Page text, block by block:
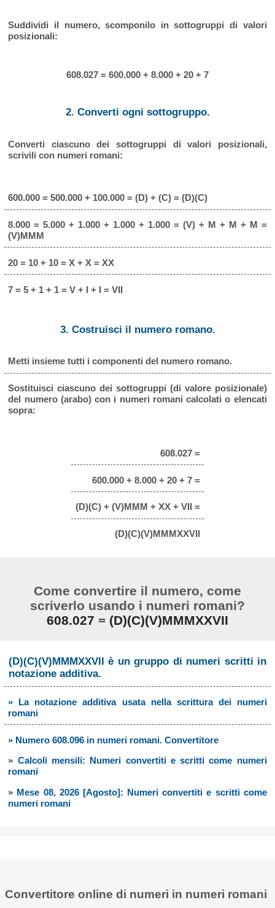
Suddividi il numero, scomponilo in sottogruppi di valori
posizionali:
608.027 = 600.000 + 8.000 + 20 + 7
2. Converti ogni sottogruppo.
Converti ciascuno dei sottogruppi di valori posizionali,
scrivili con numeri romani:
600.000 = 500.000 + 100.000 = (D) + (C) = (D)(C)
8.000 = 5.000 + 1.000 + 1.000 + 1.000 = (V) + M + M + M =
(V)MMM
20 = 10 + 10 = X + X = XX
7 = 5 + 1 + 1 = V + I + I = VII
3. Costruisci il numero romano.
Metti insieme tutti i componenti del numero romano.
Sostituisci ciascuno dei sottogruppi (di valore posizionale)
del numero (arabo) con i numeri romani calcolati o elencati
sopra:
608.027 =
600.000 + 8.000 + 20 + 7 =
(D)(C) + (V)MMM + XX + VII =
(D)(C)(V)MMMXXVII
Come convertire il numero, come
scriverlo usando i numeri romani?
608.027 = (D)(C)(V)MMMXXVII
(D)(C)(V)MMMXXVII è un gruppo di numeri scritti in
notazione additiva.
» La notazione additiva usata nella scrittura dei numeri
romani
» Numero 608.096 in numeri romani. Convertitore
» Calcoli mensili: Numeri convertiti e scritti come numeri
romani
» Mese 08, 2026 [Agosto]: Numeri convertiti e scritti come
numeri romani
Convertitore online di numeri in numeri romani